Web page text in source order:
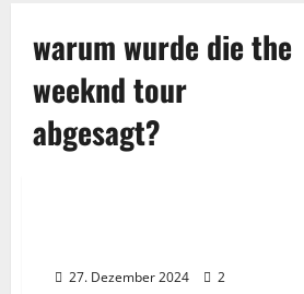
warum wurde die the
weeknd tour
abgesagt?
27. Dezember 2024 2